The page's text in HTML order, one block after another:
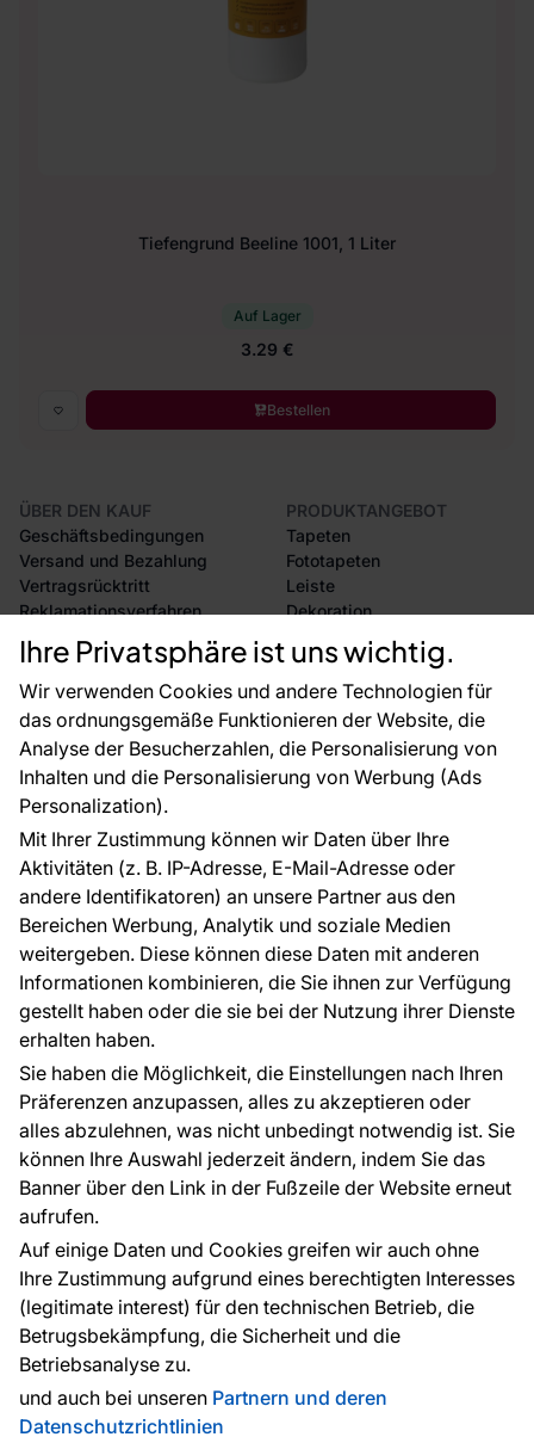
Ihre Privatsphäre ist uns wichtig.
Wir verwenden Cookies und andere Technologien für
das ordnungsgemäße Funktionieren der Website, die
Analyse der Besucherzahlen, die Personalisierung von
Inhalten und die Personalisierung von Werbung (Ads
Personalization).
Mit Ihrer Zustimmung können wir Daten über Ihre
Aktivitäten (z. B. IP-Adresse, E-Mail-Adresse oder
andere Identifikatoren) an unsere Partner aus den
Bereichen Werbung, Analytik und soziale Medien
weitergeben. Diese können diese Daten mit anderen
Informationen kombinieren, die Sie ihnen zur Verfügung
gestellt haben oder die sie bei der Nutzung ihrer Dienste
erhalten haben.
Sie haben die Möglichkeit, die Einstellungen nach Ihren
Präferenzen anzupassen, alles zu akzeptieren oder
alles abzulehnen, was nicht unbedingt notwendig ist. Sie
können Ihre Auswahl jederzeit ändern, indem Sie das
Banner über den Link in der Fußzeile der Website erneut
aufrufen.
Auf einige Daten und Cookies greifen wir auch ohne
Ihre Zustimmung aufgrund eines berechtigten Interesses
(legitimate interest) für den technischen Betrieb, die
Betrugsbekämpfung, die Sicherheit und die
Betriebsanalyse zu.
und auch bei unseren Partnern und deren
Datenschutzrichtlinien
Tiefengrund Beeline 1001, 1 Liter
Auf Lager
3.29 €
Bestellen
ÜBER DEN KAUF
Geschäftsbedingungen
Versand und Bezahlung
Vertragsrücktritt
Reklamationsverfahren
Rücksendung von Waren
CE-Zertifizierung
Großhandel
Raumvisualisierung
PRODUKTANGEBOT
Tapeten
Fototapeten
Leiste
Dekoration
Selbstklebende Folien
Zubehör
Tapetenmuster
FÜR SIE
Blog
EU-Projekte
Ratschläge und Tipps
FAQ
ÜBER DAS UNTERNEHMEN
Kontakt
Haben Sie Fragen? Wir helfen Ihnen gerne weiter
und beraten Sie persönlich.
+49 781 95633072
service@tapeteneshop.de
Zahlungsarten:
Die Zahlungen werden geleistet von:
Schutz personenbezogener Daten